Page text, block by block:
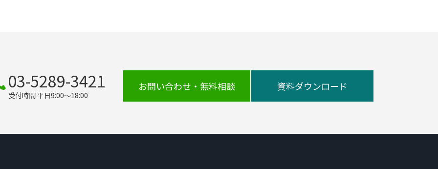
03-5289-3421
受付時間 平日9:00～18:00
お問い合わせ・無料相談 資料ダウンロード